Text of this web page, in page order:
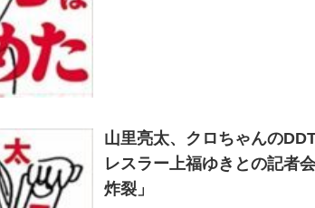
山里亮太、クロちゃんの
レスラー上福ゆきとの記者
炸裂」